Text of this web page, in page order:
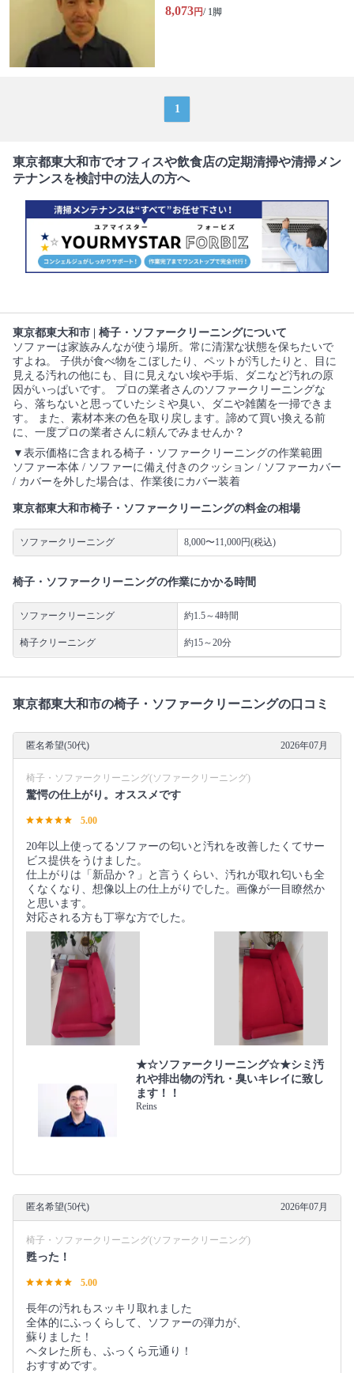
8,073円/ 1脚
1
東京都東大和市でオフィスや飲食店の定期清掃や清掃メン
テナンスを検討中の法人の方へ
東京都東大和市 | 椅子・ソファークリーニングについて
ソファーは家族みんなが使う場所。常に清潔な状態を保ちたいで
すよね。 子供が食べ物をこぼしたり、ペットが汚したりと、目に
見える汚れの他にも、目に見えない埃や手垢、ダニなど汚れの原
因がいっぱいです。 プロの業者さんのソファークリーニングな
ら、落ちないと思っていたシミや臭い、ダニや雑菌を一掃できま
す。 また、素材本来の色を取り戻します。諦めて買い換える前
に、一度プロの業者さんに頼んでみませんか？
▼表示価格に含まれる椅子・ソファークリーニングの作業範囲
ソファー本体 / ソファーに備え付きのクッション / ソファーカバー
/ カバーを外した場合は、作業後にカバー装着
東京都東大和市椅子・ソファークリーニングの料金の相場
ソファークリーニング 8,000〜11,000円(税込)
椅子・ソファークリーニングの作業にかかる時間
ソファークリーニング 約1.5～4時間
椅子クリーニング 約15～20分
東京都東大和市の椅子・ソファークリーニングの口コミ
匿名希望(50代) 2026年07月
椅子・ソファークリーニング(ソファークリーニング)
驚愕の仕上がり。オススメです
5.00
20年以上使ってるソファーの匂いと汚れを改善したくてサー
ビス提供をうけました。
仕上がりは「新品か？」と言うくらい、汚れが取れ匂いも全
くなくなり、想像以上の仕上がりでした。画像が一目瞭然か
と思います。
対応される方も丁寧な方でした。
★☆ソファークリーニング☆★シミ汚
れや排出物の汚れ・臭いキレイに致し
ます！！
Reins
匿名希望(50代) 2026年07月
椅子・ソファークリーニング(ソファークリーニング)
甦った！
5.00
長年の汚れもスッキリ取れました
全体的にふっくらして、ソファーの弾力が、
蘇りました！
ヘタレた所も、ふっくら元通り！
おすすめです。